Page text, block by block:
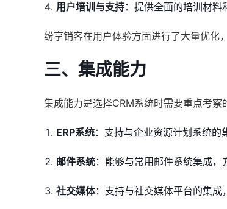
用户培训与支持：提供全面的培训材料
纷享销客在用户体验方面进行了大量优化
三、集成能力
集成能力是选择CRM系统时需要重点考察
ERP系统：支持与企业资源计划系统的
邮件系统：能够与常用邮件系统集成，
社交媒体：支持与社交媒体平台的集成